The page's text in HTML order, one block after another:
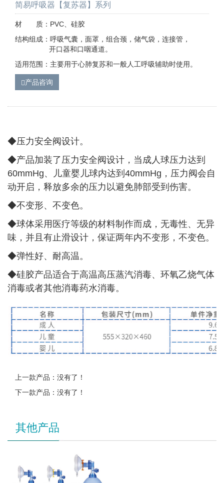
简易呼吸器【复苏器】系列
材 质：PVC、硅胶
结构组成：呼吸气囊，面罩，组合颈，储气袋，连接管，
开口器和口咽通道。
适用范围：主要用于心肺复苏和一般人工呼吸辅助时使用。
产品咨询
◆压力安全阀设计。
◆产品加装了压力安全阀设计，当成人球压力达到
60mmHg、儿童婴儿球内达到40mmHg，压力阀会自
动开启，释放多余的压力以避免肺部受到伤害。
◆不变形、不变色。
◆球体采用医疗等级的材料制作而成，无毒性、无异
味，并且有止滑设计，保证两年内不变形，不变色。
◆弹性好、耐高温。
◆硅胶产品适合于高温高压蒸汽消毒、环氧乙烧气体
消毒或者其他消毒药水消毒。
上一款产品：没有了！
下一款产品：没有了！
其他产品